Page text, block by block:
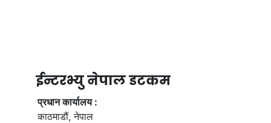
ईन्टरभ्यु नेपाल डटकम
प्रधान कार्यालय :
काठमाडौं, नेपाल